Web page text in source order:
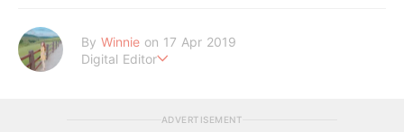
By Winnie on 17 Apr 2019
Digital Editor
ADVERTISEMENT